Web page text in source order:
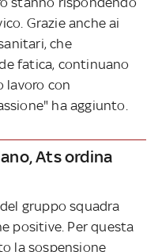
Grazie anche ai
che
fatica, continuano
lavoro con
ha aggiunto.
Ats ordina
gruppo squadra
positive. Per questa
la sospensione